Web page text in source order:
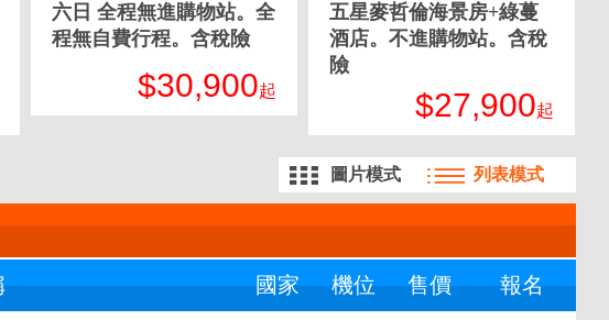
六日 全程無進購物站。全
程無自費行程。含稅險
$30,900起
五星麥哲倫海景房+綠蔓
酒店。不進購物站。含稅
險
$27,900起